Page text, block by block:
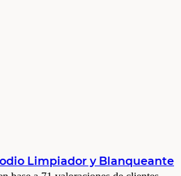
Limpiador y Blanqueante